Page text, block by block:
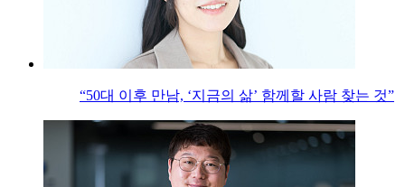
“50대 이후 만남, ‘지금의 삶’ 함께할 사람 찾는 것”